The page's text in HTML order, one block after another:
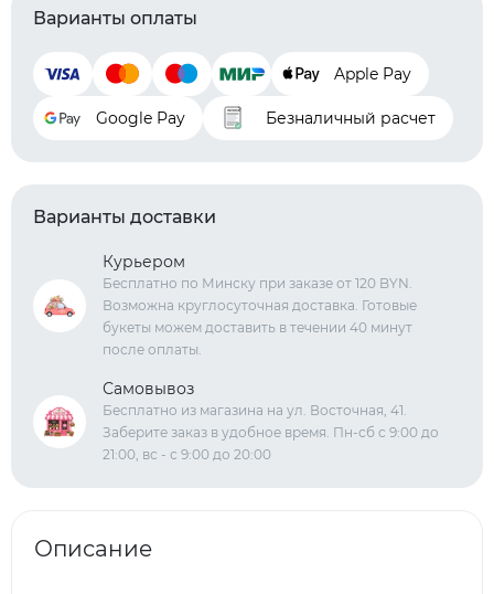
Варианты оплаты
Apple Pay
Google Pay Безналичный расчет
Варианты доставки
Курьером
Бесплатно по Минску при заказе от 120 BYN.
Возможна круглосуточная доставка. Готовые
букеты можем доставить в течении 40 минут
после оплаты.
Самовывоз
Бесплатно из магазина на ул. Восточная, 41.
Заберите заказ в удобное время. Пн-сб с 9:00 до
21:00, вс - с 9:00 до 20:00
Описание